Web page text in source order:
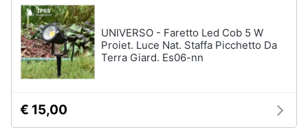
Casalinghi
Abbigliamento
Pallone
da
calcio
Palla
da
basket
UNIVERSO - Faretto Led Cob 5 W
Proiet. Luce Nat. Staffa Picchetto Da
Terra Giard. Es06-nn
€ 15,00